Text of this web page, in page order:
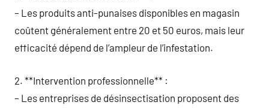
– Les produits anti-punaises disponibles en magasin
coûtent généralement entre 20 et 50 euros, mais leur
efficacité dépend de l’ampleur de l’infestation.
2. **Intervention professionnelle** :
– Les entreprises de désinsectisation proposent des